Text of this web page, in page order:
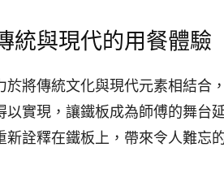
統與現代的用餐體驗
於將傳統文化與現代元素相結合
以實現，讓鐵板成為師傅的舞台
新詮釋在鐵板上，帶來令人難忘